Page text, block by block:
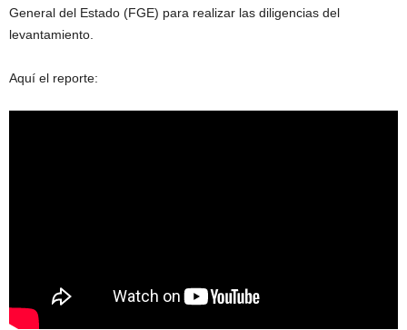
General del Estado (FGE) para realizar las diligencias del
levantamiento.
Aquí el reporte: